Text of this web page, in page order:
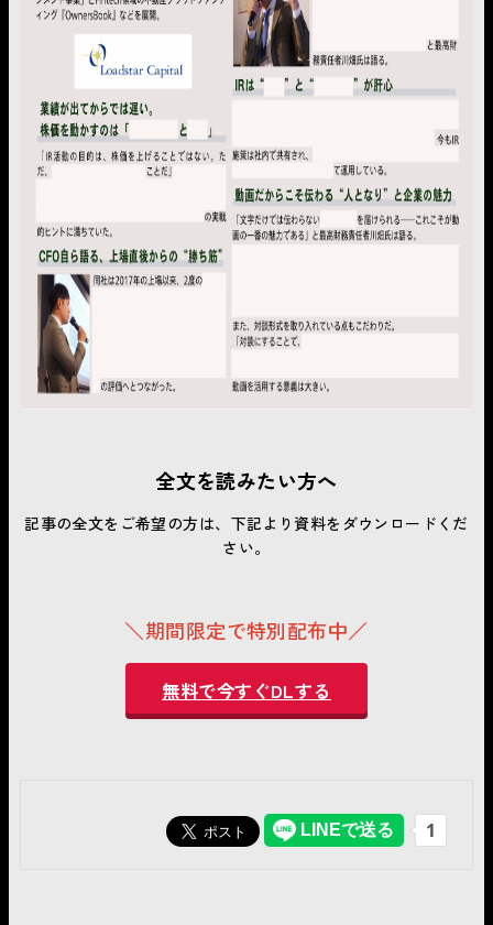
全文を読みたい方へ
記事の全文をご希望の方は、下記より資料をダウンロードくだ
さい。
＼期間限定で特別配布中／
無料で今すぐDLする